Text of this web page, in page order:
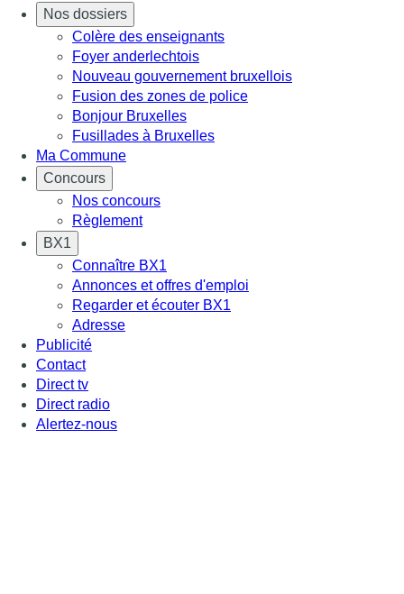
Nos dossiers
Colère des enseignants
Foyer anderlechtois
Nouveau gouvernement bruxellois
Fusion des zones de police
Bonjour Bruxelles
Fusillades à Bruxelles
Ma Commune
Concours
Nos concours
Règlement
BX1
Connaître BX1
Annonces et offres d'emploi
Regarder et écouter BX1
Adresse
Publicité
Contact
Direct tv
Direct radio
Alertez-nous